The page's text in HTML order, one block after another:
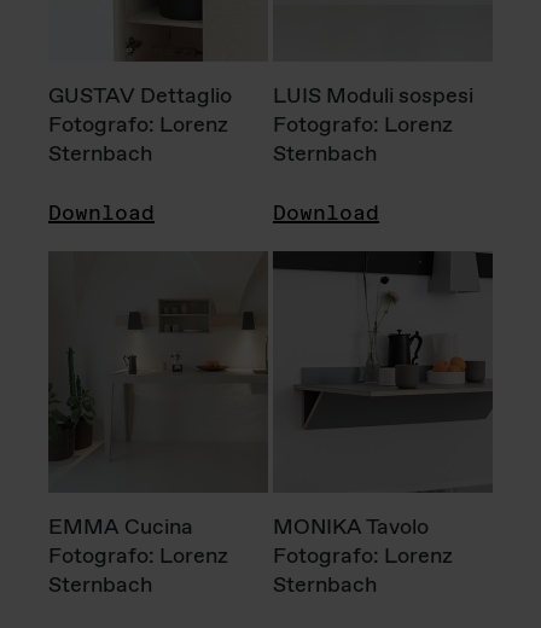
GUSTAV Dettaglio
Fotografo: Lorenz
Sternbach
Download
LUIS Moduli sospesi
Fotografo: Lorenz
Sternbach
Download
EMMA Cucina
Fotografo: Lorenz
Sternbach
MONIKA Tavolo
Fotografo: Lorenz
Sternbach